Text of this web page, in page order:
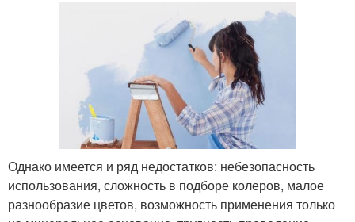
Однако имеется и ряд недостатков: небезопасность
использования, сложность в подборе колеров, малое
разнообразие цветов, возможность применения только